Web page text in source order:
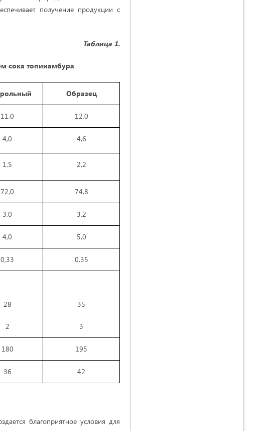
получение продукции с
Таблица 1.
сока топинамбура
Образец
11,0 12,0
4,0 4,6
1,5 2,2
72,0 74,8
3,0 3,2
4,0 5,0
0,33 0.35
28
2
35
3
180 195
36 42
благоприятное условия для